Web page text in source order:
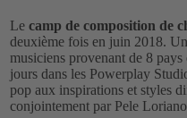
Le camp de composition de
deuxième fois en juin 2018.
musiciens provenant de 8
jours dans les Powerplay
pop aux inspirations et styles
conjointement par Pele